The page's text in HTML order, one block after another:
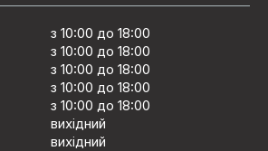
з 10:00 до 18:00
з 10:00 до 18:00
з 10:00 до 18:00
з 10:00 до 18:00
з 10:00 до 18:00
вихідний
вихідний